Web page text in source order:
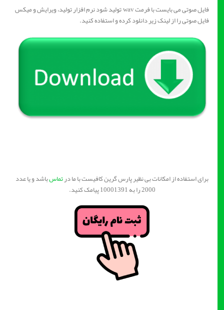
فایل صوتی می بایست با فرمت wav تولید شود نرم افزار تولید، ویرایش و میکس
فایل صوتی را از لینک زیر دانلود کرده و استفاده کنید.
برای استفاده از امکانات بی نظیر پارس گرین کافیست با ما درتماسباشد و یا عدد
2000 را به 10001391 پیامک کنید.